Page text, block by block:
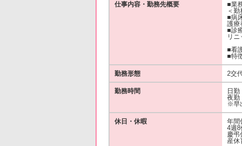
仕事内容・勤務先概要
■業
＜勤
■病
護療
■診
リ
婦
■看
■特
勤務形態 2交
勤務時間
日
夜
※早
休日・休暇
年間
4週8
慶弔
産休